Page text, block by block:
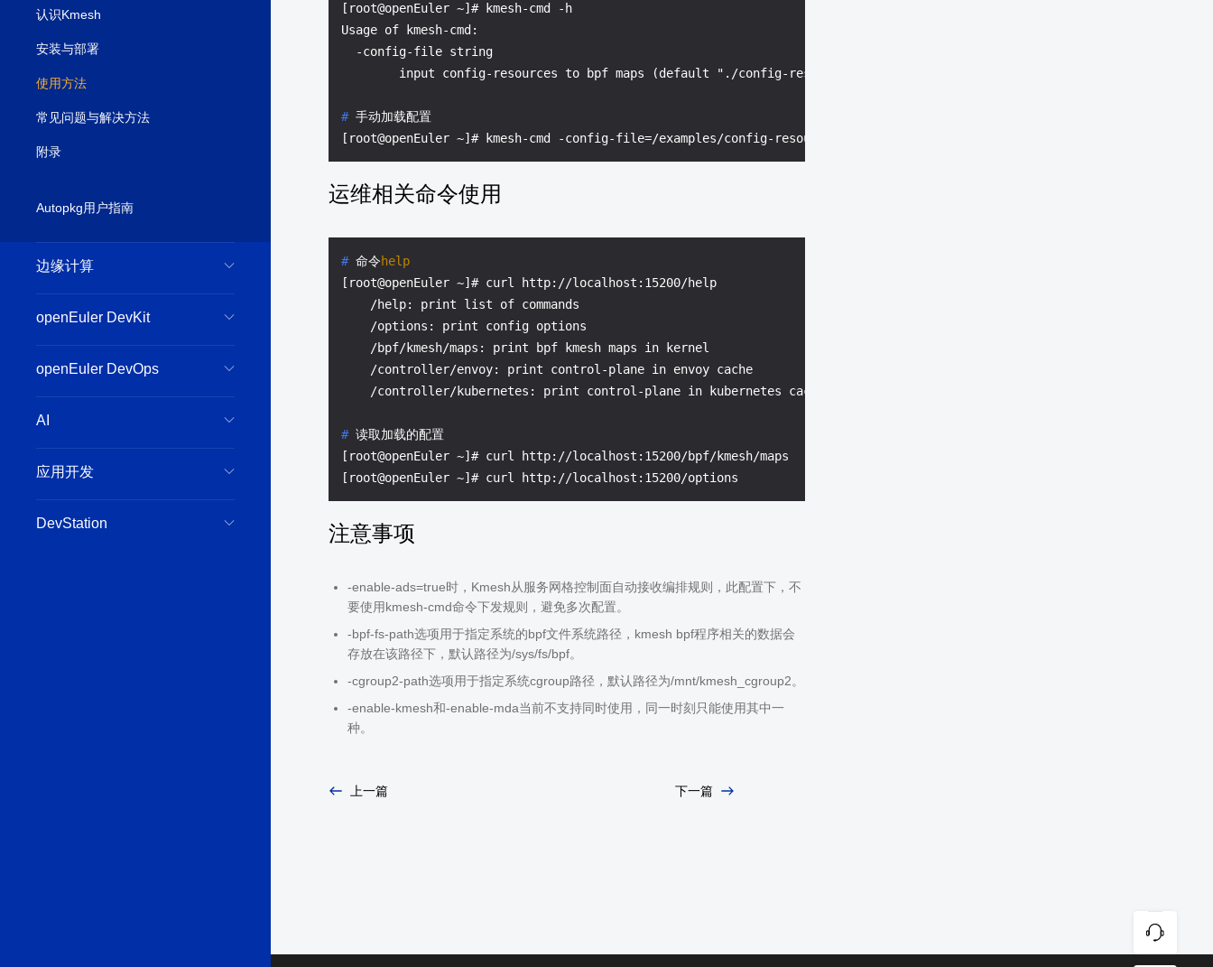
认识Kmesh
安装与部署
使用方法
常见问题与解决方法
附录
Autopkg用户指南
边缘计算
openEuler DevKit
openEuler DevOps
AI
应用开发
DevStation
[root@openEuler ~]# kmesh-cmd -h
Usage of kmesh-cmd:
  -config-file string
# 手动加载配置
运维相关命令使用
# 命令help
[root@openEuler ~]# curl http://localhost:15200/help
    /help: print list of commands
    /options: print config options
    /bpf/kmesh/maps: print bpf kmesh maps in kernel
    /controller/envoy: print control-plane in envoy cache
# 读取加载的配置
[root@openEuler ~]# curl http://localhost:15200/bpf/kmesh/maps
注意事项
-enable-ads=true时，Kmesh从服务网格控制面自动接收编排规则，此配置下，不
要使用kmesh-cmd命令下发规则，避免多次配置。
-bpf-fs-path选项用于指定系统的bpf文件系统路径，kmesh bpf程序相关的数据会
存放在该路径下，默认路径为/sys/fs/bpf。
-cgroup2-path选项用于指定系统cgroup路径，默认路径为/mnt/kmesh_cgroup2。
-enable-kmesh和-enable-mda当前不支持同时使用，同一时刻只能使用其中一
种。
上一篇 下一篇